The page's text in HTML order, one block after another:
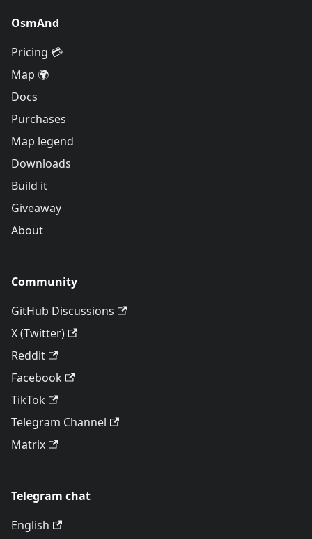
OsmAnd
Pricing 💳
Map 🌍
Docs
Purchases
Map legend
Downloads
Build it
Giveaway
About
Community
GitHub Discussions
X (Twitter)
Reddit
Facebook
TikTok
Telegram Channel
Matrix
Telegram chat
English